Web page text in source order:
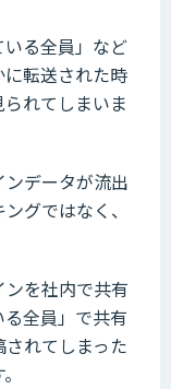
る全員」など
転送された時
れてしまいま
データが流出
グではなく、
を社内で共有
全員」で共有
れてしまった